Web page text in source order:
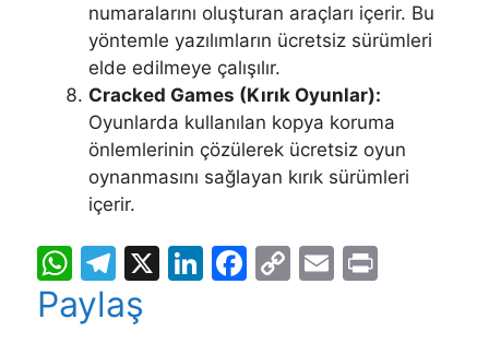
numaralarını oluşturan araçları içerir. Bu
yöntemle yazılımların ücretsiz sürümleri
elde edilmeye çalışılır.
Cracked Games (Kırık Oyunlar):
Oyunlarda kullanılan kopya koruma
önlemlerinin çözülerek ücretsiz oyun
oynanmasını sağlayan kırık sürümleri
içerir.
W
h
at
T
el
e
X
Li F
C
E
Paylaş